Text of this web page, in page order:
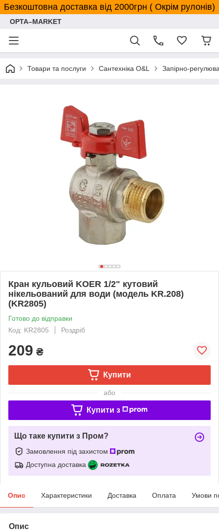
Безкоштовна доставка від 2000грн ( Окрім рулонів)
OPTA–MARKET
Товари та послуги Сантехніка O&L Запірно-
Кран кульовий KOER 1/2" кутовий
нікельований для води (модель KR.208)
(KR2805)
Готово до відправки
Код: KR2805
Роздріб
209 ₴
Купити
або
Купити з
Що таке купити з Пром?
Замовлення під захистом
Доступна доставка
Опис Характеристики Доставка Оплата Умови
Опис